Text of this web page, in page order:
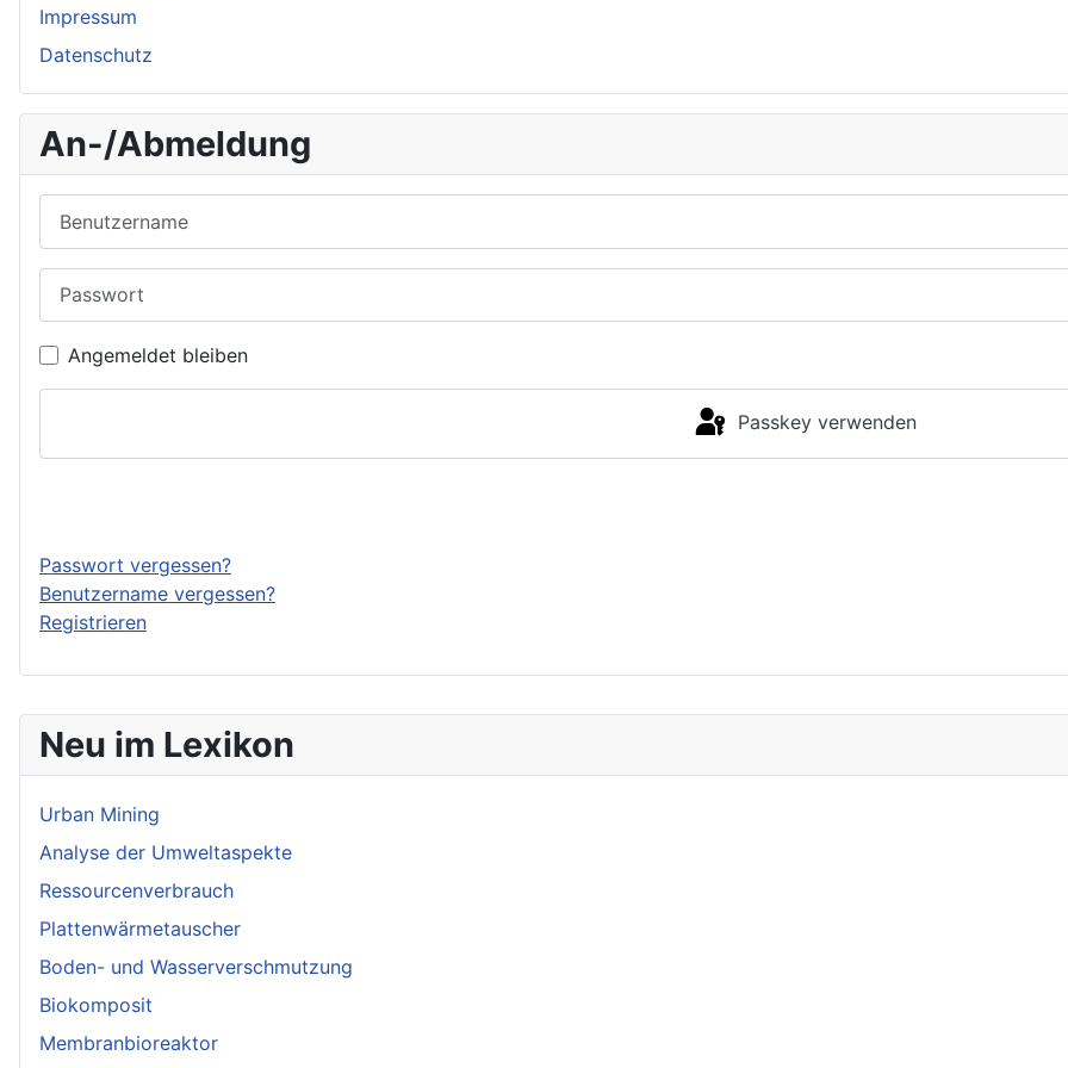
Neu im Lexikon
Urban Mining
Analyse der Umweltaspekte
Ressourcenverbrauch
Plattenwärmetauscher
Boden- und Wasserverschmutzung
Biokomposit
Membranbioreaktor
Impressum
Datenschutz
An-/Abmeldung
Angemeldet bleiben
Passkey verwenden
Passwort vergessen?
Benutzername vergessen?
Registrieren